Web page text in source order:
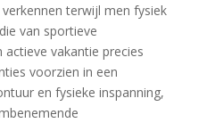
terwijl men fysiek
van sportieve
vakantie precies
voorzien in een
en fysieke inspanning,